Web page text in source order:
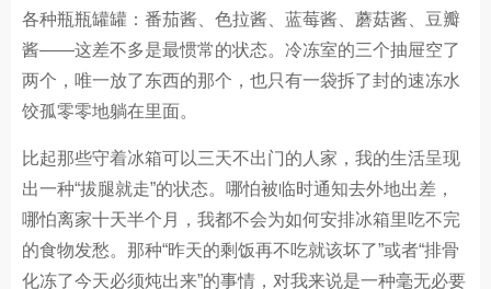
各种瓶瓶罐罐：番茄酱、色拉酱、蓝莓酱、蘑菇酱、豆瓣
酱——这差不多是最惯常的状态。冷冻室的三个抽屉空了
两个，唯一放了东西的那个，也只有一袋拆了封的速冻水
饺孤零零地躺在里面。
比起那些守着冰箱可以三天不出门的人家，我的生活呈现
出一种“拔腿就走”的状态。哪怕被临时通知去外地出差，
哪怕离家十天半个月，我都不会为如何安排冰箱里吃不完
的食物发愁。那种“昨天的剩饭再不吃就该坏了”或者“排骨
化冻了今天必须炖出来”的事情，对我来说是一种毫无必要